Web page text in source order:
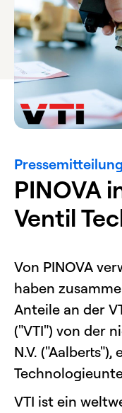
Pressemitteilung
PINOVA
Ventil
Von PINOVA
haben
Anteile an der
("VTI") von der
N.V.
VTI ist ein